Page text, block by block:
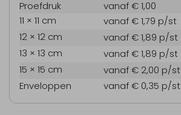
Proefdruk
vanaf € 1,00
11 × 11 cm
vanaf € 1,79 p/st
12 × 12 cm
vanaf € 1,89 p/st
13 × 13 cm
vanaf € 1,89 p/st
15 × 15 cm
vanaf € 2,00 p/st
Enveloppen
vanaf € 0,35 p/st